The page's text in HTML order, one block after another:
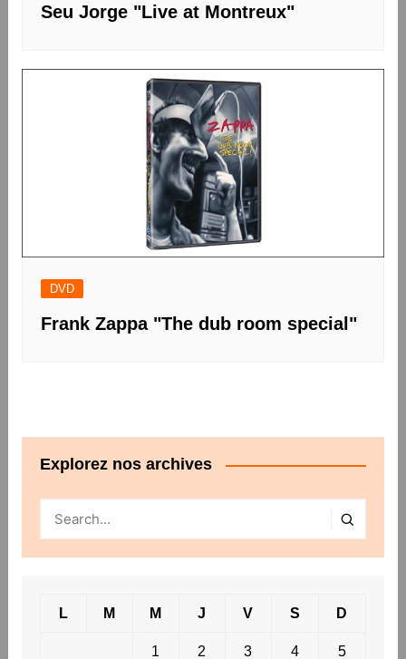
Seu Jorge "Live at Montreux"
DVD
Frank Zappa "The dub room special"
Explorez nos archives
L M M J V S D
1 2 3 4 5